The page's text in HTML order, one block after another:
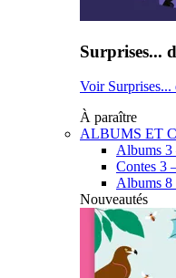
Surprises...
Voir Surprises...
À paraître
ALBUMS ET
Albums 3
Contes 3
Albums 8
Nouveautés